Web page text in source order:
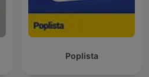
Poplista